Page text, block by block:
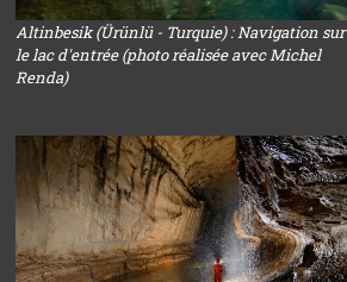
Altinbesik (Ürünlü - Turquie) : Navigation sur
le lac d'entrée (photo réalisée avec Michel
Renda)